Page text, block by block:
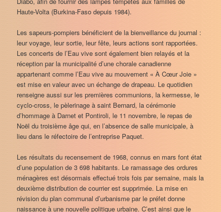
Haute-Volta (Burkina-Faso depuis 1984).
Les sapeurs-pompiers bénéficient de la bienveillance du journal :
leur voyage, leur sortie, leur fête, leurs actions sont rapportées.
Les concerts de l’Eau vive sont également bien relayés et la
réception par la municipalité d’une chorale canadienne
appartenant comme l’Eau vive au mouvement « À Cœur Joie »
est mise en valeur avec un échange de drapeau. Le quotidien
renseigne aussi sur les premières communions, la kermesse, le
cyclo-cross, le pèlerinage à saint Bernard, la cérémonie
d’hommage à Darnet et Pontiroli, le 11 novembre, le repas de
Noël du troisième âge qui, en l’absence de salle municipale, à
lieu dans le réfectoire de l’entreprise Paquet.
Les résultats du recensement de 1968, connus en mars font état
d’une population de 3 698 habitants. Le ramassage des ordures
ménagères est désormais effectué trois fois par semaine, mais la
deuxième distribution de courrier est supprimée. La mise en
révision du plan communal d’urbanisme par le préfet donne
naissance à une nouvelle politique urbaine. C’est ainsi que le